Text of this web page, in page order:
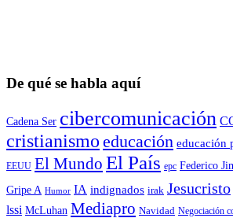
De qué se habla aquí
Cadena Ser cibercomunicación
cristianismo educación educación
EEUU El Mundo El País epc Federico
Gripe A Humor IA indignados irak Jesucristo
lssi McLuhan Mediapro Navidad Negociación